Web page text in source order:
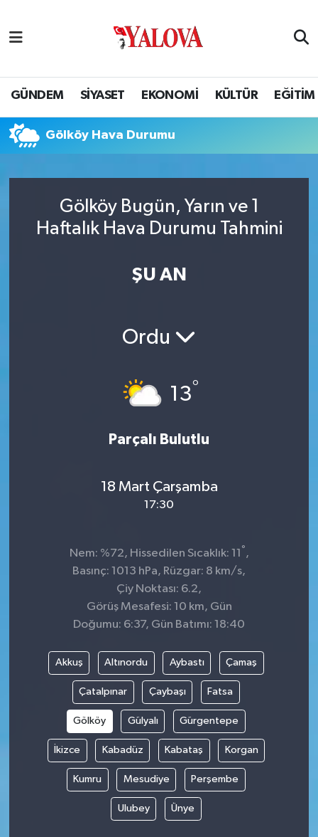
GÜNDEM SİYASET EKONOMİ KÜLTÜR EĞİTİM
Gölköy Hava Durumu
Gölköy Bugün, Yarın ve 1
Haftalık Hava Durumu Tahmini
ŞU AN
Ordu
13°
Parçalı Bulutlu
18 Mart Çarşamba
17:30
Nem: %72, Hissedilen Sıcaklık: 11 ° ,
Basınç: 1013 hPa, Rüzgar: 8 km/s,
Çiy Noktası: 6.2,
Görüş Mesafesi: 10 km, Gün
Doğumu: 6:37, Gün Batımı: 18:40
Akkuş Altınordu Aybastı Çamaş
Çatalpınar Çaybaşı Fatsa
Gölköy Gülyalı Gürgentepe
İkizce Kabadüz Kabataş Korgan
Kumru Mesudiye Perşembe
Ulubey Ünye
SİYASET
EĞİTİM
BİLİM VE TEKNOLOJİ
Yalova Nöbetçi Eczaneler
Yalova Hava Durumu
Puan Durumu ve Fikstür
Tüm Manşetler
Son Dakika Haberleri